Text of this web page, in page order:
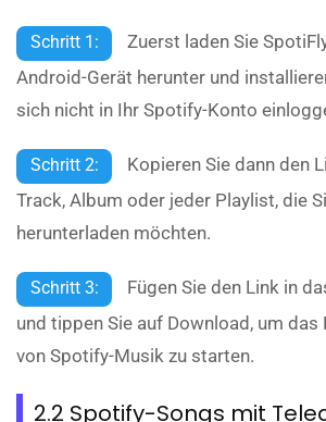
Schritt 1:
Zuerst laden Sie
Android-Gerät herunter und
sich nicht in Ihr Spotify-Konto
Schritt 2:
Kopieren Sie dann den
Track, Album oder jeder Playlist, die
herunterladen möchten.
Schritt 3:
Fügen Sie den Link in
und tippen Sie auf Download, um das
von Spotify-Musik zu starten.
2.2 Spotify-Songs mit